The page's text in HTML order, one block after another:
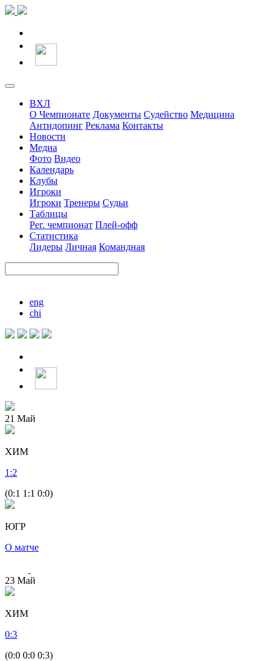
ВХЛ
О Чемпионате Документы Судейство Медицина
Антидопинг Реклама Контакты
Новости
Медиа
Фото Видео
Календарь
Клубы
Игроки
Игроки Тренеры Судьи
Таблицы
Рег. чемпионат Плей-офф
Статистика
Лидеры Личная Командная
eng
chi
21 Май
ХИМ
1 :2
(0:1 1:1 0:0)
ЮГР
О матче
23 Май
ХИМ
0:3
(0:0 0:0 0:3)